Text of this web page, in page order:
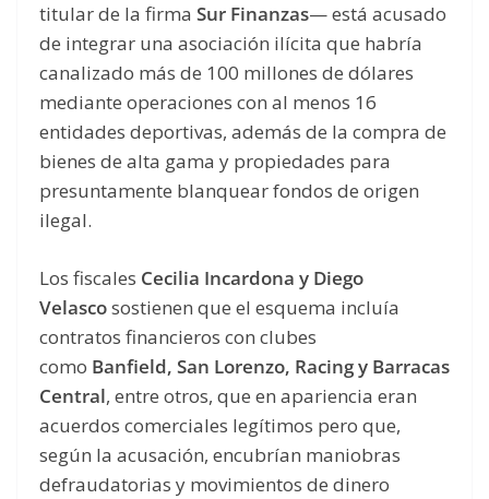
titular de la firma Sur Finanzas— está acusado
de integrar una asociación ilícita que habría
canalizado más de 100 millones de dólares
mediante operaciones con al menos 16
entidades deportivas, además de la compra de
bienes de alta gama y propiedades para
presuntamente blanquear fondos de origen
ilegal.
Los fiscales Cecilia Incardona y Diego
Velascosostienen que el esquema incluía
contratos financieros con clubes
como Banfield, San Lorenzo, Racing y Barracas
Central, entre otros, que en apariencia eran
acuerdos comerciales legítimos pero que,
según la acusación, encubrían maniobras
defraudatorias y movimientos de dinero